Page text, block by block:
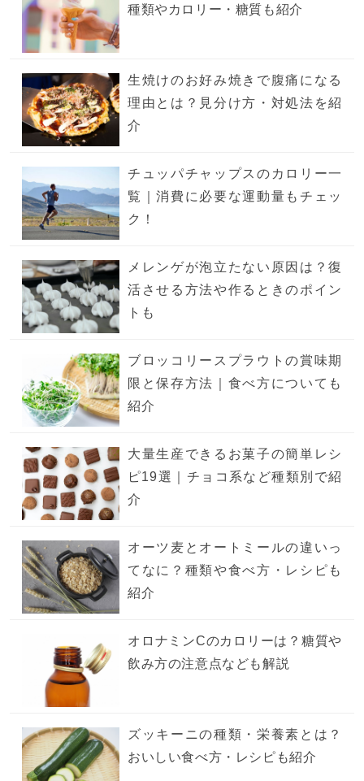
種類やカロリー・糖質も紹介
生焼けのお好み焼きで腹痛になる
理由とは？見分け方・対処法を紹
介
チュッパチャップスのカロリー一
覧｜消費に必要な運動量もチェッ
ク！
メレンゲが泡立たない原因は？復
活させる方法や作るときのポイン
トも
ブロッコリースプラウトの賞味期
限と保存方法｜食べ方についても
紹介
大量生産できるお菓子の簡単レシ
ピ19選｜チョコ系など種類別で紹
介
オーツ麦とオートミールの違いっ
てなに？種類や食べ方・レシピも
紹介
オロナミンCのカロリーは？糖質や
飲み方の注意点なども解説
ズッキーニの種類・栄養素とは？
おいしい食べ方・レシピも紹介